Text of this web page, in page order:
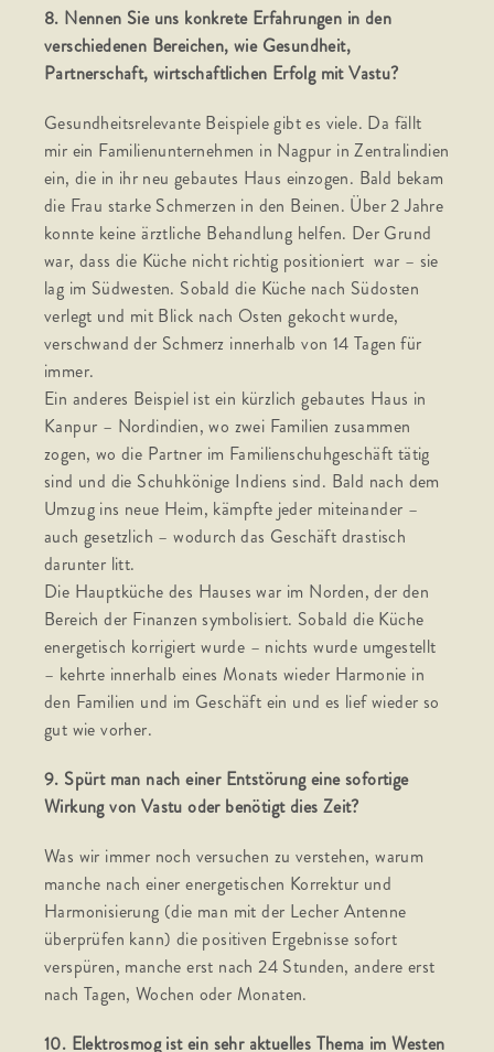
8. Nennen Sie uns konkrete Erfahrungen in den
verschiedenen Bereichen, wie Gesundheit,
Partnerschaft, wirtschaftlichen Erfolg mit Vastu?
Gesundheitsrelevante Beispiele gibt es viele. Da fällt
mir ein Familienunternehmen in Nagpur in Zentralindien
ein, die in ihr neu gebautes Haus einzogen. Bald bekam
die Frau starke Schmerzen in den Beinen. Über 2 Jahre
konnte keine ärztliche Behandlung helfen. Der Grund
war, dass die Küche nicht richtig positioniert war – sie
lag im Südwesten. Sobald die Küche nach Südosten
verlegt und mit Blick nach Osten gekocht wurde,
verschwand der Schmerz innerhalb von 14 Tagen für
immer.
Ein anderes Beispiel ist ein kürzlich gebautes Haus in
Kanpur – Nordindien, wo zwei Familien zusammen
zogen, wo die Partner im Familienschuhgeschäft tätig
sind und die Schuhkönige Indiens sind. Bald nach dem
Umzug ins neue Heim, kämpfte jeder miteinander –
auch gesetzlich – wodurch das Geschäft drastisch
darunter litt.
Die Hauptküche des Hauses war im Norden, der den
Bereich der Finanzen symbolisiert. Sobald die Küche
energetisch korrigiert wurde – nichts wurde umgestellt
– kehrte innerhalb eines Monats wieder Harmonie in
den Familien und im Geschäft ein und es lief wieder so
gut wie vorher.
9. Spürt man nach einer Entstörung eine sofortige
Wirkung von Vastu oder benötigt dies Zeit?
Was wir immer noch versuchen zu verstehen, warum
manche nach einer energetischen Korrektur und
Harmonisierung (die man mit der Lecher Antenne
überprüfen kann) die positiven Ergebnisse sofort
verspüren, manche erst nach 24 Stunden, andere erst
nach Tagen, Wochen oder Monaten.
10. Elektrosmog ist ein sehr aktuelles Thema im Westen